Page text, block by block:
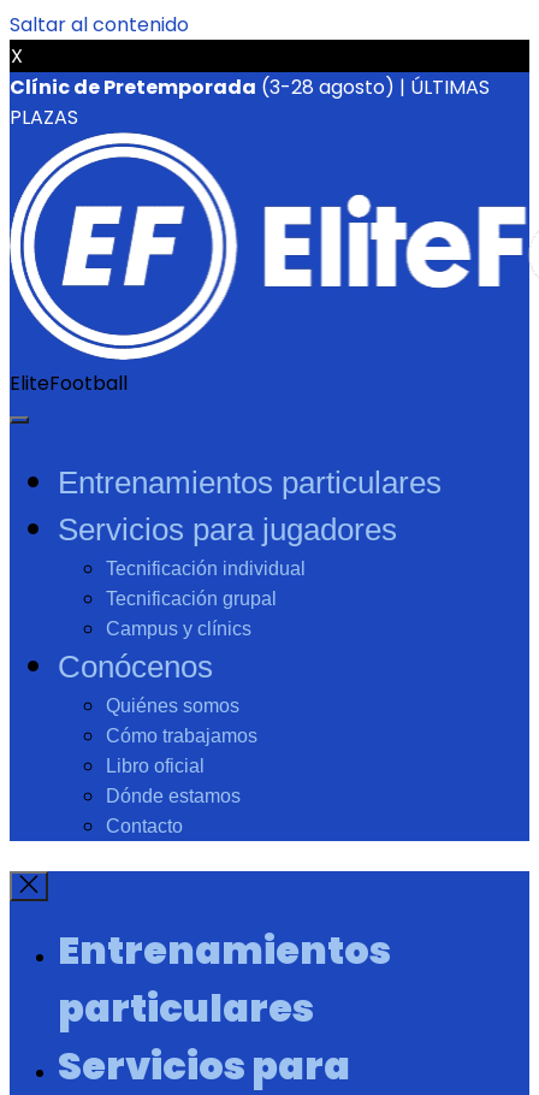
Saltar al contenido
X
Clínic de Pretemporada (3-28 agosto) | ÚLTIMAS
PLAZAS
EliteFootball
Entrenamientos particulares
Servicios para jugadores
Tecnificación individual
Tecnificación grupal
Campus y clínics
Conócenos
Quiénes somos
Cómo trabajamos
Libro oficial
Dónde estamos
Contacto
Entrenamientos
particulares
Servicios para